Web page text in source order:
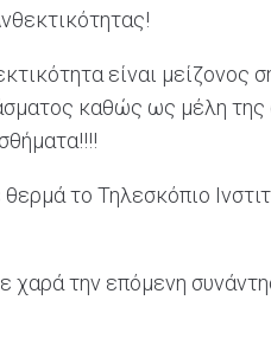
είναι
καθώς ως μέλη της
το Τηλεσκόπιο
χαρά την επόμενη